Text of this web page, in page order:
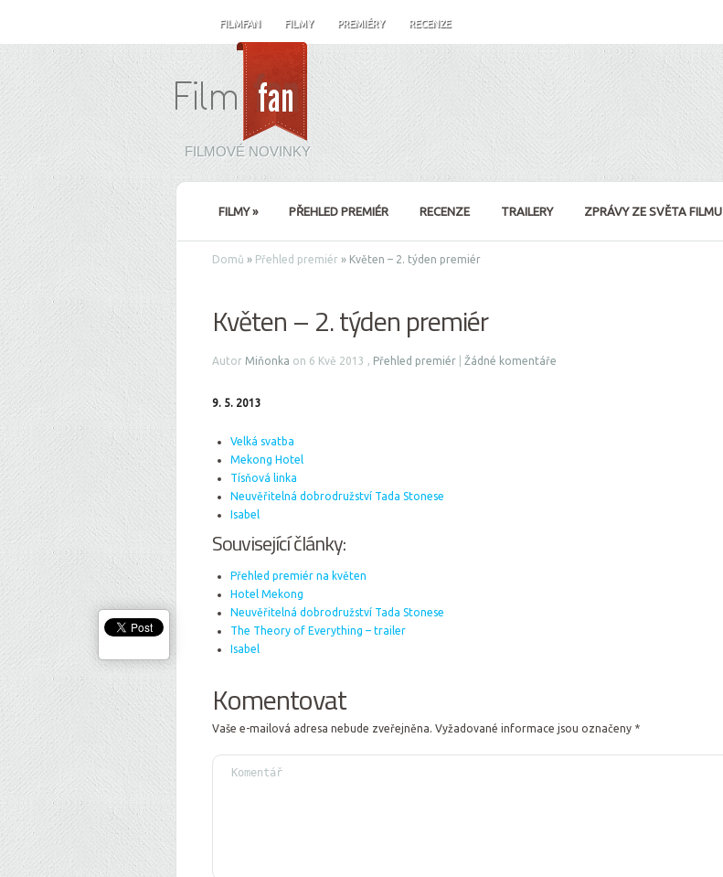
FILMFAN FILMY PREMIÉRY RECENZE
FILMOVÉ NOVINKY
FILMY» PŘEHLED PREMIÉR RECENZE TRAILERY ZPRÁVY ZE SVĚTA FILMU
Domů » Přehled premiér » Květen – 2. týden premiér
Květen – 2. týden premiér
Autor Miňonka on 6 Kvě 2013 , Přehled premiér Žádné komentáře
9. 5. 2013
Velká svatba
Mekong Hotel
Tísňová linka
Neuvěřitelná dobrodružství Tada Stonese
Isabel
Související články:
Přehled premiér na květen
Hotel Mekong
Neuvěřitelná dobrodružství Tada Stonese
The Theory of Everything – trailer
Isabel
Komentovat
Vaše e-mailová adresa nebude zveřejněna. Vyžadované informace jsou označeny *